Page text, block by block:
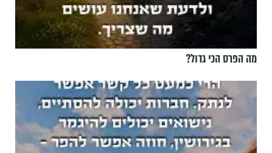
מה הפרס הכי גדול?